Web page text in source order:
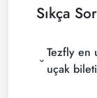
Sıkça
Tezfly en
uçak